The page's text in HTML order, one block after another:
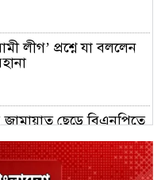
লীগ’ প্রশ্নে যা বললেন
জামায়াত ছেড়ে বিএনপিতে